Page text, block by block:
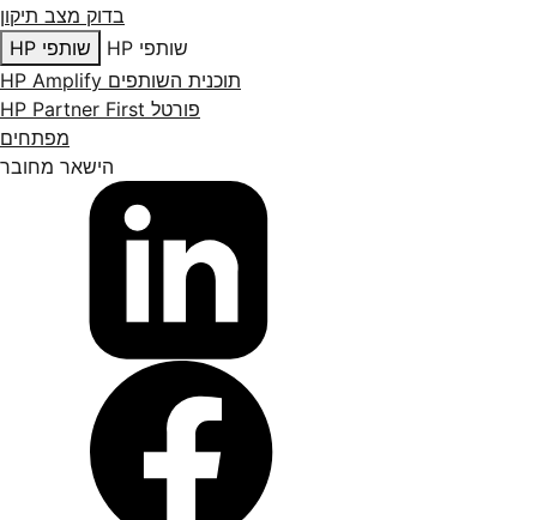
בדוק מצב תיקון
שותפי HP
שותפי HP
תוכנית השותפים HP Amplify
פורטל HP Partner First
מפתחים
הישאר מחובר